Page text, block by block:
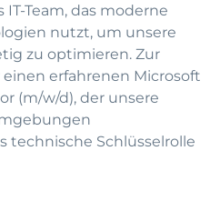
Team, das moderne
nutzt, um unsere
zu optimieren. Zur
erfahrenen Microsoft
(m/w/d), der unsere
technische Schlüsselrolle